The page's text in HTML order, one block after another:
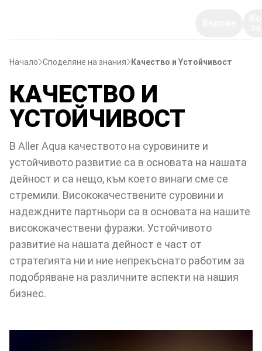
Начало Споделяне на знания Качество и Yстойчивост
КАЧЕСТВО И
YСТОЙЧИВОСТ
В Aller Aqua качеството на суровините и
устойчивото развитие са в основата на нашата
дейност и са нещо, към което винаги сме се
стремили. Висококачествените суровини и
надеждните партньори са в основата на нашите
висококачествени фуражи. Устойчивото
развитие на нашата дейност е част от
стратегията ни и ние непрекъснато работим за
подобряване на различните аспекти на нашия
бизнес.